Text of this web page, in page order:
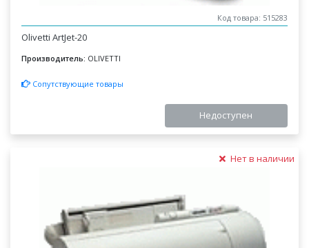
Код товара: 515283
Olivetti ArtJet-20
Производитель: OLIVETTI
Сопутствующие товары
Недоступен
Нет в наличии